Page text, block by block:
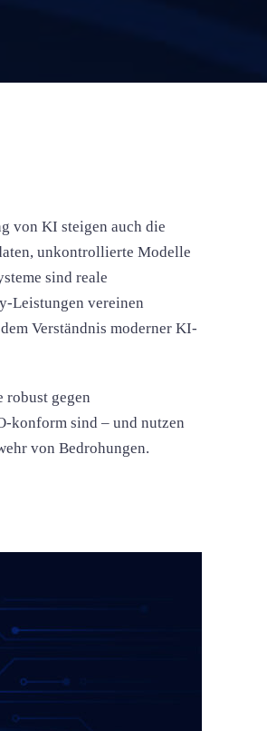
von KI steigen auch die
unkontrollierte Modelle
sind reale
Leistungen vereinen
Verständnis moderner KI-
gegen
konform sind – und nutzen
von Bedrohungen.